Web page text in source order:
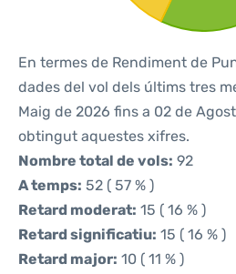
En termes de Rendiment de
dades del vol dels últims tres
Maig de 2026 fins a 02 de
obtingut aquestes xifres.
Nombre total de vols: 92
A temps: 52 ( 57 % )
Retard moderat: 15 ( 16 % )
Retard significatiu: 15 ( 16 % )
Retard major: 10 ( 11 % )